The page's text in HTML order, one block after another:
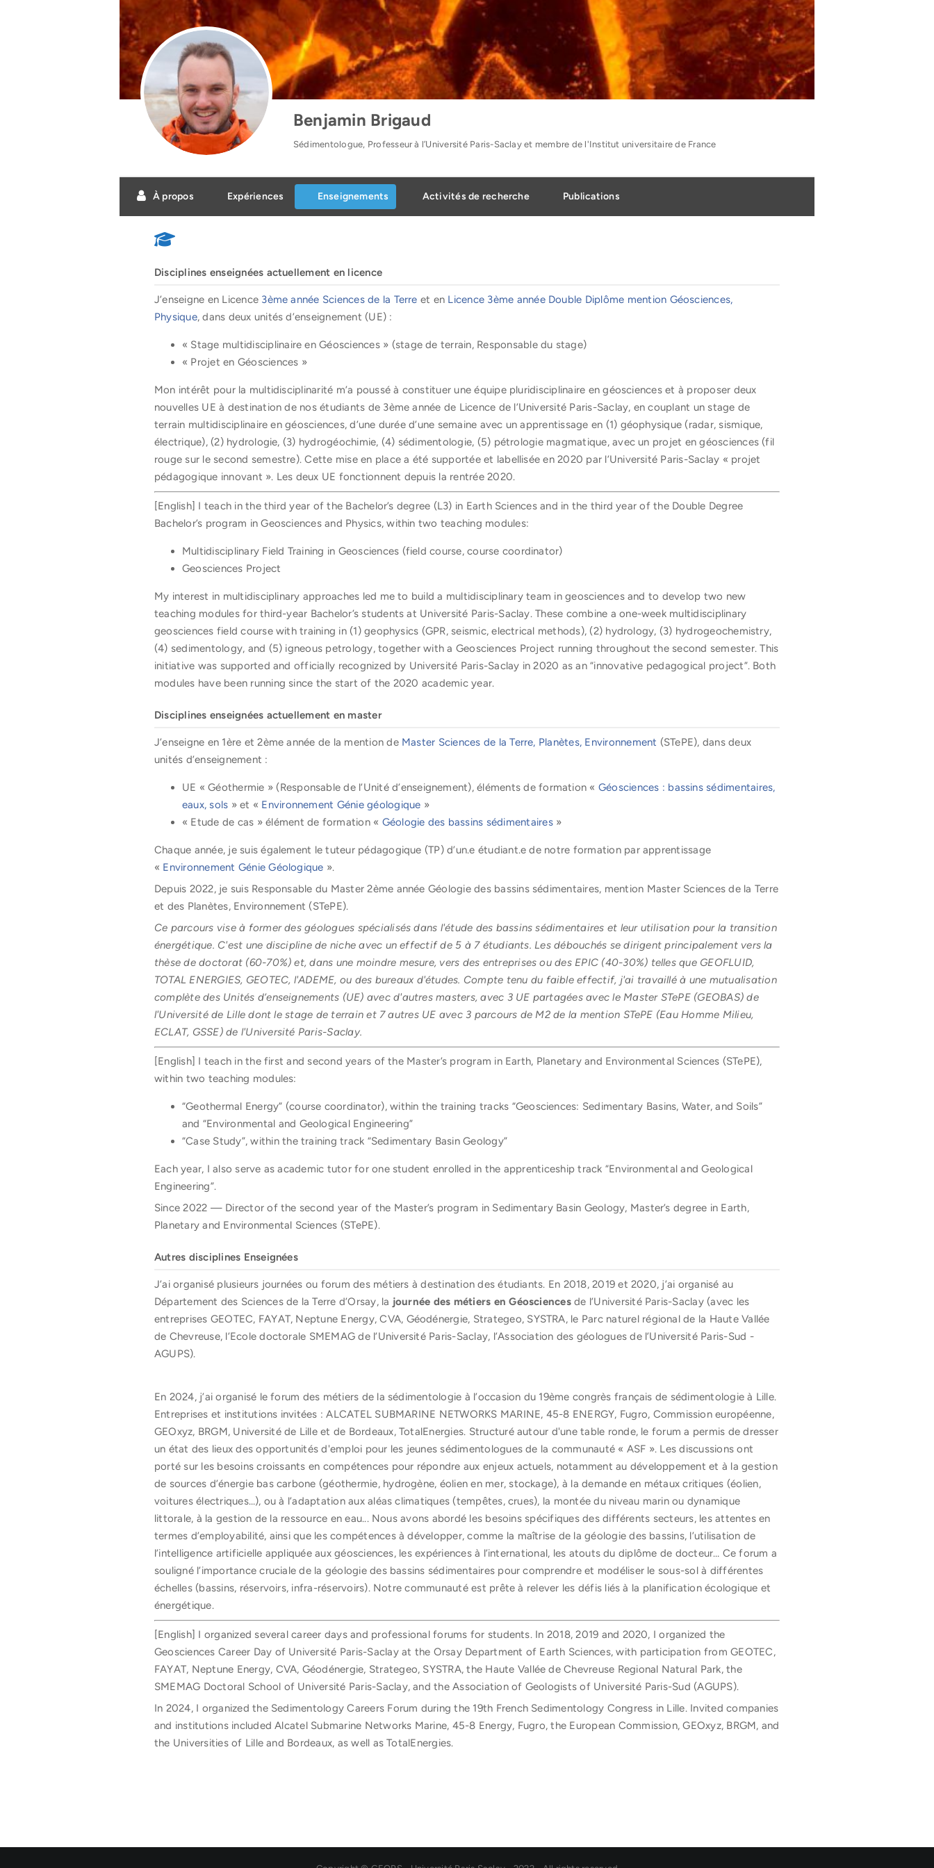
Benjamin Brigaud
Sédimentologue, Professeur à l’Université Paris-Saclay et membre de l'Institut universitaire de France
À propos Expériences Enseignements Activités de recherche Publications
Disciplines enseignées actuellement en licence
J’enseigne en Licence 3ème année Sciences de la Terre et en Licence 3ème année Double Diplôme mention Géosciences,
Physique, dans deux unités d’enseignement (UE) :
« Stage multidisciplinaire en Géosciences » (stage de terrain, Responsable du stage)
« Projet en Géosciences »
Mon intérêt pour la multidisciplinarité m’a poussé à constituer une équipe pluridisciplinaire en géosciences et à proposer deux
nouvelles UE à destination de nos étudiants de 3ème année de Licence de l’Université Paris-Saclay, en couplant un stage de
terrain multidisciplinaire en géosciences, d’une durée d’une semaine avec un apprentissage en (1) géophysique (radar, sismique,
électrique), (2) hydrologie, (3) hydrogéochimie, (4) sédimentologie, (5) pétrologie magmatique, avec un projet en géosciences (fil
rouge sur le second semestre). Cette mise en place a été supportée et labellisée en 2020 par l’Université Paris-Saclay « projet
pédagogique innovant ». Les deux UE fonctionnent depuis la rentrée 2020.
[English] I teach in the third year of the Bachelor’s degree (L3) in Earth Sciences and in the third year of the Double Degree
Bachelor’s program in Geosciences and Physics, within two teaching modules:
Multidisciplinary Field Training in Geosciences (field course, course coordinator)
Geosciences Project
My interest in multidisciplinary approaches led me to build a multidisciplinary team in geosciences and to develop two new
teaching modules for third-year Bachelor’s students at Université Paris-Saclay. These combine a one-week multidisciplinary
geosciences field course with training in (1) geophysics (GPR, seismic, electrical methods), (2) hydrology, (3) hydrogeochemistry,
(4) sedimentology, and (5) igneous petrology, together with a Geosciences Project running throughout the second semester. This
initiative was supported and officially recognized by Université Paris-Saclay in 2020 as an “innovative pedagogical project”. Both
modules have been running since the start of the 2020 academic year.
Disciplines enseignées actuellement en master
J’enseigne en 1ère et 2ème année de la mention de Master Sciences de la Terre, Planètes, Environnement (STePE), dans deux
unités d’enseignement :
UE « Géothermie » (Responsable de l’Unité d’enseignement), éléments de formation « Géosciences : bassins sédimentaires,
eaux, sols » et « Environnement Génie géologique »
« Etude de cas » élément de formation « Géologie des bassins sédimentaires»
Chaque année, je suis également le tuteur pédagogique (TP) d’un.e étudiant.e de notre formation par apprentissage
« Environnement Génie Géologique ».
Depuis 2022, je suis Responsable du Master 2ème année Géologie des bassins sédimentaires, mention Master Sciences de la Terre
et des Planètes, Environnement (STePE).
Ce parcours vise à former des géologues spécialisés dans l'étude des bassins sédimentaires et leur utilisation pour la transition
énergétique. C'est une discipline de niche avec un effectif de 5 à 7 étudiants. Les débouchés se dirigent principalement vers la
thèse de doctorat (60-70%) et, dans une moindre mesure, vers des entreprises ou des EPIC (40-30%) telles que GEOFLUID,
TOTAL ENERGIES, GEOTEC, l'ADEME, ou des bureaux d'études. Compte tenu du faible effectif, j'ai travaillé à une mutualisation
complète des Unités d’enseignements (UE) avec d'autres masters, avec 3 UE partagées avec le Master STePE (GEOBAS) de
l'Université de Lille dont le stage de terrain et 7 autres UE avec 3 parcours de M2 de la mention STePE (Eau Homme Milieu,
ECLAT, GSSE) de l'Université Paris-Saclay.
[English] I teach in the first and second years of the Master’s program in Earth, Planetary and Environmental Sciences (STePE),
within two teaching modules:
“Geothermal Energy” (course coordinator), within the training tracks “Geosciences: Sedimentary Basins, Water, and Soils”
and “Environmental and Geological Engineering”
“Case Study”, within the training track “Sedimentary Basin Geology”
Each year, I also serve as academic tutor for one student enrolled in the apprenticeship track “Environmental and Geological
Engineering”.
Since 2022 — Director of the second year of the Master’s program in Sedimentary Basin Geology, Master’s degree in Earth,
Planetary and Environmental Sciences (STePE).
Autres disciplines Enseignées
J’ai organisé plusieurs journées ou forum des métiers à destination des étudiants. En 2018, 2019 et 2020, j’ai organisé au
Département des Sciences de la Terre d’Orsay, la journée des métiers en Géosciencesde l’Université Paris-Saclay (avec les
entreprises GEOTEC, FAYAT, Neptune Energy, CVA, Géodénergie, Strategeo, SYSTRA, le Parc naturel régional de la Haute Vallée
de Chevreuse, l’Ecole doctorale SMEMAG de l’Université Paris-Saclay, l’Association des géologues de l’Université Paris-Sud -
AGUPS).
En 2024, j’ai organisé le forum des métiers de la sédimentologie à l’occasion du 19ème congrès français de sédimentologie à Lille.
Entreprises et institutions invitées : ALCATEL SUBMARINE NETWORKS MARINE, 45-8 ENERGY, Fugro, Commission européenne,
GEOxyz, BRGM, Université de Lille et de Bordeaux, TotalEnergies. Structuré autour d'une table ronde, le forum a permis de dresser
un état des lieux des opportunités d'emploi pour les jeunes sédimentologues de la communauté « ASF ». Les discussions ont
porté sur les besoins croissants en compétences pour répondre aux enjeux actuels, notamment au développement et à la gestion
de sources d’énergie bas carbone (géothermie, hydrogène, éolien en mer, stockage), à la demande en métaux critiques (éolien,
voitures électriques…), ou à l’adaptation aux aléas climatiques (tempêtes, crues), la montée du niveau marin ou dynamique
littorale, à la gestion de la ressource en eau... Nous avons abordé les besoins spécifiques des différents secteurs, les attentes en
termes d’employabilité, ainsi que les compétences à développer, comme la maîtrise de la géologie des bassins, l’utilisation de
l’intelligence artificielle appliquée aux géosciences, les expériences à l’international, les atouts du diplôme de docteur… Ce forum a
souligné l’importance cruciale de la géologie des bassins sédimentaires pour comprendre et modéliser le sous-sol à différentes
échelles (bassins, réservoirs, infra-réservoirs). Notre communauté est prête à relever les défis liés à la planification écologique et
énergétique.
[English] I organized several career days and professional forums for students. In 2018, 2019 and 2020, I organized the
Geosciences Career Day of Université Paris-Saclay at the Orsay Department of Earth Sciences, with participation from GEOTEC,
FAYAT, Neptune Energy, CVA, Géodénergie, Strategeo, SYSTRA, the Haute Vallée de Chevreuse Regional Natural Park, the
SMEMAG Doctoral School of Université Paris-Saclay, and the Association of Geologists of Université Paris-Sud (AGUPS).
In 2024, I organized the Sedimentology Careers Forum during the 19th French Sedimentology Congress in Lille. Invited companies
and institutions included Alcatel Submarine Networks Marine, 45-8 Energy, Fugro, the European Commission, GEOxyz, BRGM, and
the Universities of Lille and Bordeaux, as well as TotalEnergies.